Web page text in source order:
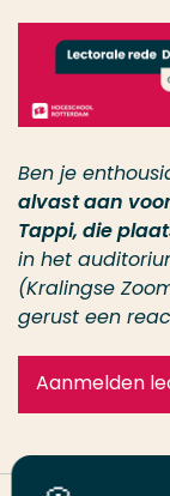
Ben je
alvast aan voor
Tappi, die
in het
(Kralingse
gerust een
Aanmelden